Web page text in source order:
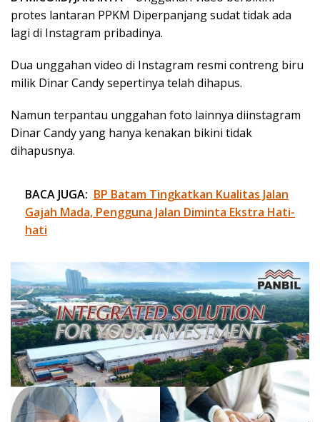
protes lantaran PPKM Diperpanjang sudat tidak ada
lagi di Instagram pribadinya.
Dua unggahan video di Instagram resmi contreng biru
milik Dinar Candy sepertinya telah dihapus.
Namun terpantau unggahan foto lainnya diinstagram
Dinar Candy yang hanya kenakan bikini tidak
dihapusnya.
BACA JUGA: BP Batam Tingkatkan Kualitas Jalan
Gajah Mada, Pengguna Jalan Diminta Ekstra Hati-
hati